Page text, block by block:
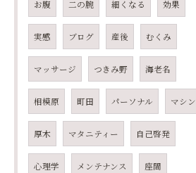
お腹 二の腕 細くなる 効果
実感 ブログ 産後 むくみ
マッサージ つきみ野 海老名
相模原 町田 パーソナル マシン
厚木 マタニティー 自己啓発
心理学 メンテナンス 座間